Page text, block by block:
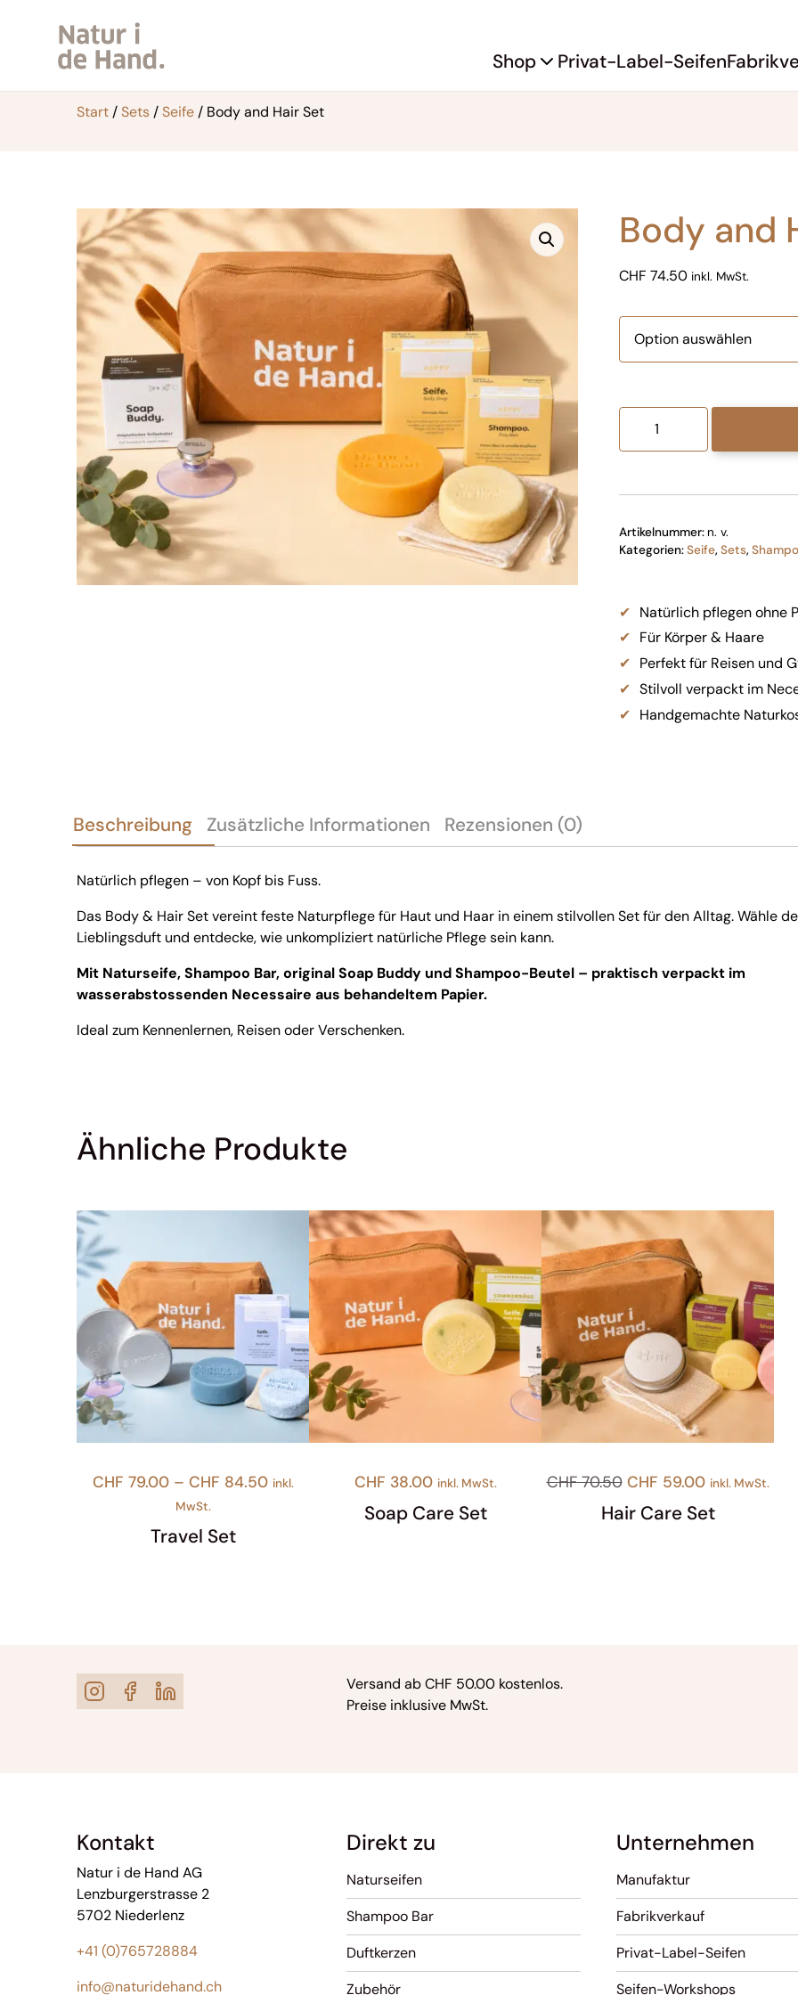
Shop Privat-Label-Seifen
Start /Sets /Seife / Body and Hair Set
Body and
CHF 74.50 inkl. MwSt.
Body
Artikelnummer: n. v.
Kategorien:Seife,Sets,
Natürlich pflegen ohne
Für Körper & Haare
Perfekt für Reisen und
Stilvoll verpackt im
Handgemachte
Beschreibung Zusätzliche Informationen Rezensionen (0)
Natürlich pflegen – von Kopf bis Fuss.
Das Body & Hair Set vereint feste Naturpflege für Haut und Haar in einem stilvollen Set für den Alltag. Wähle
Lieblingsduft und entdecke, wie unkompliziert natürliche Pflege sein kann.
Mit Naturseife, Shampoo Bar, original Soap Buddy und Shampoo-Beutel – praktisch verpackt im
wasserabstossenden Necessaire aus behandeltem Papier.
Ideal zum Kennenlernen, Reisen oder Verschenken.
Ähnliche Produkte
CHF 79.00 – CHF 84.50Preisspanne:
inkl.
MwSt.
Travel Set
CHF 38.00 inkl. MwSt.
Soap Care Set
CHF70.50 Ursprünglicher
Preis
war:
CHF 59.00Aktueller
Preis
inkl. MwSt.
Hair Care Set
Versand ab CHF 50.00 kostenlos.
Preise inklusive MwSt.
Kontakt
Natur i de Hand AG
Lenzburgerstrasse 2
5702 Niederlenz
+41 (0)765728884
info@naturidehand.ch
Direkt zu
Naturseifen
Shampoo Bar
Duftkerzen
Zubehör
Unternehmen
Manufaktur
Fabrikverkauf
Privat-Label-Seifen
Seifen-Workshops